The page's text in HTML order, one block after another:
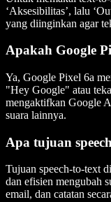
‘Aksesibilitas’, lalu
yang diinginkan agar
Apakah Google
Ya, Google Pixel 6a
"Hey Google" atau
mengaktifkan Google
suara lainnya.
Apa tujuan
Tujuan speech-to-text
dan efisien mengubah
email, dan catatan